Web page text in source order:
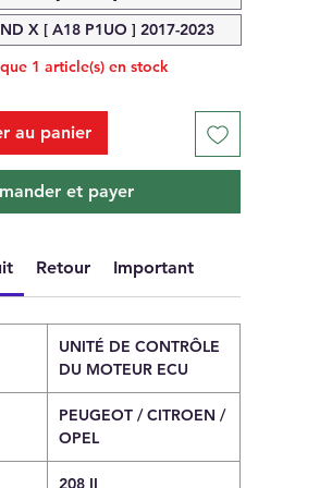
X [ A18 P1UO ] 2017-2023
1 article(s) en stock
au panier
et payer
Retour Important
UNITÉ DE CONTRÔLE
DU MOTEUR ECU
PEUGEOT / CITROEN /
OPEL
208 II